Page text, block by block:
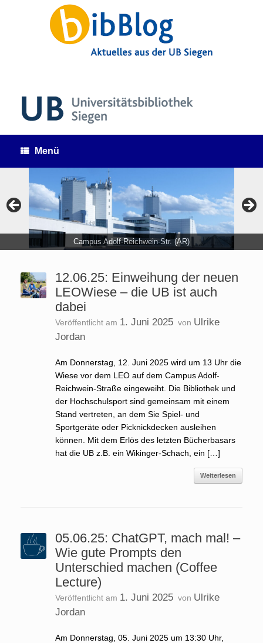
Menü
Campus Adolf-Reichwein-Str. (AR)
12.06.25: Einweihung der neuen
LEOWiese – die UB ist auch
dabei
Veröffentlicht am 1. Juni 2025 von Ulrike
Jordan
Am Donnerstag, 12. Juni 2025 wird um 13 Uhr die
Wiese vor dem LEO auf dem Campus Adolf-
Reichwein-Straße eingeweiht. Die Bibliothek und
der Hochschulsport sind gemeinsam mit einem
Stand vertreten, an dem Sie Spiel- und
Sportgeräte oder Picknickdecken ausleihen
können. Mit dem Erlös des letzten Bücherbasars
hat die UB z.B. ein Wikinger-Schach, ein […]
Weiterlesen
05.06.25: ChatGPT, mach mal! –
Wie gute Prompts den
Unterschied machen (Coffee
Lecture)
Veröffentlicht am 1. Juni 2025 von Ulrike
Jordan
Am Donnerstag, 05. Juni 2025 um 13:30 Uhr,